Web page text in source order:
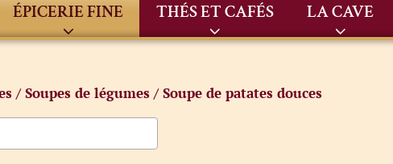
ÉPICERIE FINE THÉS ET CAFÉS LA CAVE
/Soupes de légumes / Soupe de patates douces